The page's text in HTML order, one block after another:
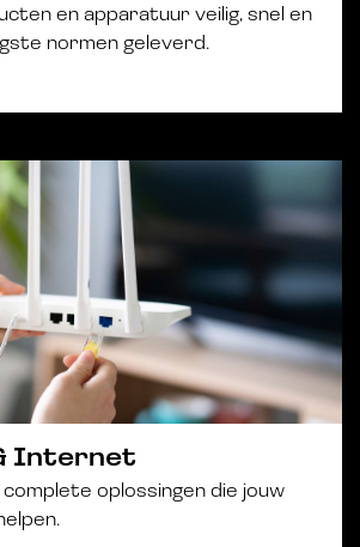
en apparatuur veilig, snel en
normen geleverd.
Internet
oplossingen die jouw